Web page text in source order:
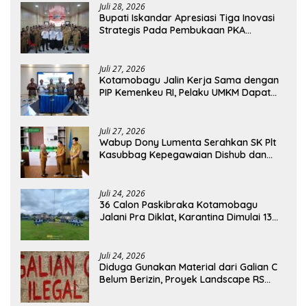
Juli 28, 2026
Bupati Iskandar Apresiasi Tiga Inovasi
Strategis Pada Pembukaan PKA
Juli 27, 2026
Kotamobagu Jalin Kerja Sama dengan
PIP Kemenkeu RI, Pelaku UMKM Dapat
Juli 27, 2026
Wabup Dony Lumenta Serahkan SK Plt
Kasubbag Kepegawaian Dishub dan
Juli 24, 2026
36 Calon Paskibraka Kotamobagu
Jalani Pra Diklat, Karantina Dimulai 13
Juli 24, 2026
Diduga Gunakan Material dari Galian C
Belum Berizin, Proyek Landscape RS